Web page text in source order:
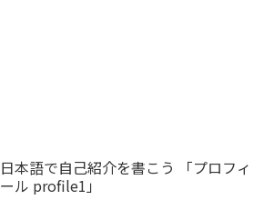
日本語で自己紹介を書こう 「プロフィ
ール profile1」